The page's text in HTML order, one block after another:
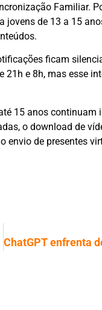
Familiar.
de 13 a 15
ficam
e 8h, mas esse
15 anos
o download de
envio de presentes